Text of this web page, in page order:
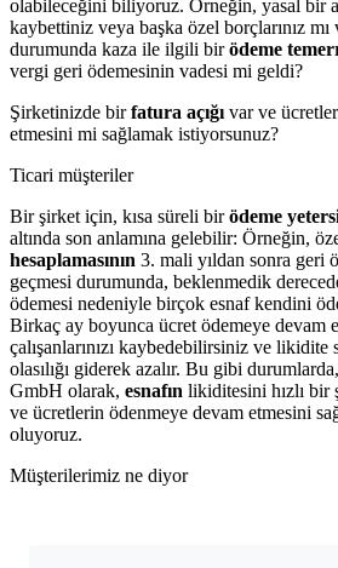
olabileceğini biliyoruz. Örneğin, yasal bir
kaybettiniz veya başka özel borçlarınız mı
durumunda kaza ile ilgili birödeme
vergi geri ödemesinin vadesi mi geldi?
Şirketinizde birfatura açığı var ve
etmesini mi sağlamak istiyorsunuz?
Ticari müşteriler
Bir şirket için, kısa süreli birödeme
altında son anlamına gelebilir: Örneğin,
hesaplamasının 3. mali yıldan sonra geri
geçmesi durumunda, beklenmedik
ödemesi nedeniyle birçok esnaf kendini
Birkaç ay boyunca ücret ödemeye devam
çalışanlarınızı kaybedebilirsiniz ve
olasılığı giderek azalır. Bu gibi
GmbH olarak, esnafın likiditesini hızlı bir
ve ücretlerin ödenmeye devam etmesini
oluyoruz.
Müşterilerimiz ne diyor